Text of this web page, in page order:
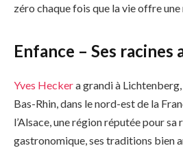
zéro chaque fois que la vie offre
Enfance – Ses racines
Yves Heckera grandi à
Bas-Rhin, dans le nord-est de la
l’Alsace, une région réputée pour sa
gastronomique, ses traditions bien